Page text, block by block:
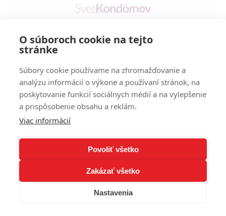
Prečo my
Cookies policy
Vernostný program
Doručenie - možnosti a cena
Copyright 2015 - 2026 © svetkondomov
O súboroch cookie na tejto
stránke
Súbory cookie používame na zhromažďovanie a
analýzu informácií o výkone a používaní stránok, na
poskytovanie funkcií sociálnych médií a na vylepšenie
a prispôsobenie obsahu a reklám.
Viac informácií
Povoliť všetko
Zakázať všetko
Nastavenia